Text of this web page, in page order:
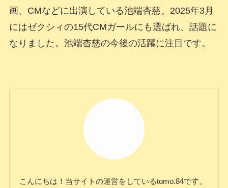
画、CMなどに出演している池端杏慈。2025年3月
にはゼクシィの15代CMガールにも選ばれ、話題に
なりました。池端杏慈の今後の活躍に注目です。
こんにちは！当サイトの運営をしているtomo.84です。